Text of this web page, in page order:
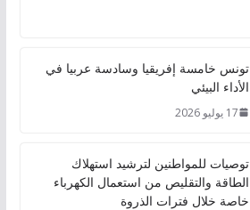
تونس خامسة إفريقيا وسادسة عربيا في
الأداء البيئي
17 يوليو 2026
توصيات للمواطنين لترشيد استهلاك
الطاقة والتقليص من استعمال الكهرباء
خاصة خلال فترات الذروة